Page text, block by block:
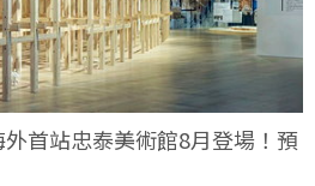
外首站忠泰美術館8月登場！預